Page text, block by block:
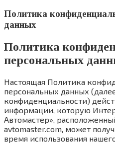
Политика
данных
Политика
персональных
Настоящая Политика
персональных данных
конфиденциальности)
информации, которую
Автомастер»,
avtomaster.com, может
время использования нашего